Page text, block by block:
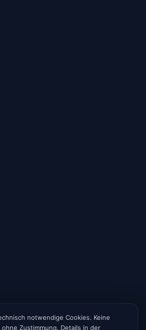
notwendige Cookies. Keine
ohne Zustimmung. Details in der